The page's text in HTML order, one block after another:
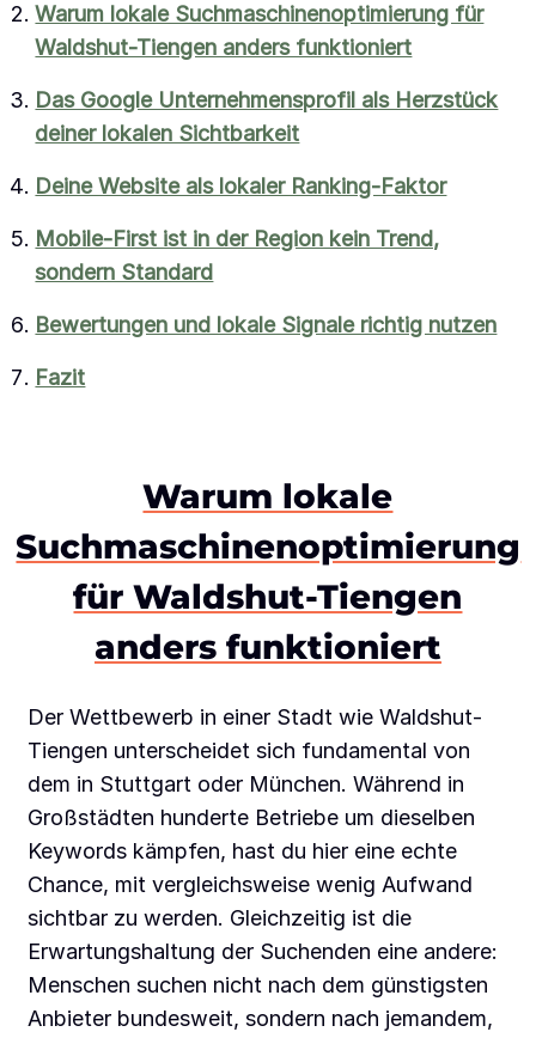
Warum lokale Suchmaschinenoptimierung für
Waldshut-Tiengen anders funktioniert
Das Google Unternehmensprofil als Herzstück
deiner lokalen Sichtbarkeit
Deine Website als lokaler Ranking-Faktor
Mobile-First ist in der Region kein Trend,
sondern Standard
Bewertungen und lokale Signale richtig nutzen
Fazit
Warum lokale
Suchmaschinenoptimierung
für Waldshut-Tiengen
anders funktioniert
Der Wettbewerb in einer Stadt wie Waldshut-
Tiengen unterscheidet sich fundamental von
dem in Stuttgart oder München. Während in
Großstädten hunderte Betriebe um dieselben
Keywords kämpfen, hast du hier eine echte
Chance, mit vergleichsweise wenig Aufwand
sichtbar zu werden. Gleichzeitig ist die
Erwartungshaltung der Suchenden eine andere:
Menschen suchen nicht nach dem günstigsten
Anbieter bundesweit, sondern nach jemandem,